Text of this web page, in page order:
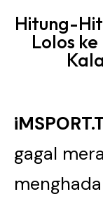
Hitung-
Lolos
gagal